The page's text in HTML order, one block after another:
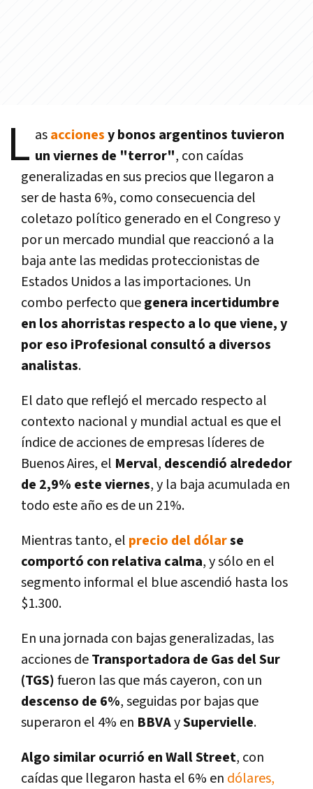
L asaccionesy bonos argentinos tuvieron
un viernes de "terror", con caídas
generalizadas en sus precios que llegaron a
ser de hasta 6%, como consecuencia del
coletazo político generado en el Congreso y
por un mercado mundial que reaccionó a la
baja ante las medidas proteccionistas de
Estados Unidos a las importaciones. Un
combo perfecto quegenera incertidumbre
en los ahorristas respecto a lo que viene, y
por eso iProfesionalconsultó a diversos
analistas.
El dato que reflejó el mercado respecto al
contexto nacional y mundial actual es que el
índice de acciones de empresas líderes de
Buenos Aires, el Merval, descendió alrededor
de 2,9% este viernes, y la baja acumulada en
todo este año es de un 21%.
Mientras tanto, el precio del dólarse
comportó con relativa calma, y sólo en el
segmento informal el blue ascendió hasta los
$1.300.
En una jornada con bajas generalizadas, las
acciones deTransportadora de Gas del Sur
(TGS)fueron las que más cayeron, con un
descenso de 6%, seguidas por bajas que
superaron el 4% en BBVAySupervielle.
Algo similar ocurrió en Wall Street, con
caídas que llegaron hasta el 6% en dólares,